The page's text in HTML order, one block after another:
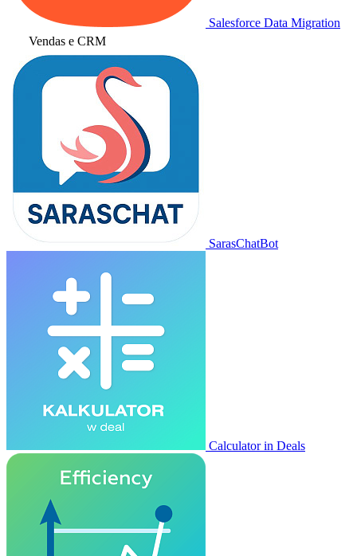
Salesforce Data Migration
Vendas e CRM
SarasChatBot
Calculator in Deals